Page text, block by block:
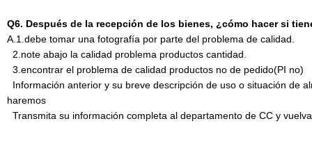
Q6. Después de la recepción de los bienes, ¿cómo hacer si
A.1.debe tomar una fotografía por parte del problema de calidad.
2.noteabajo la calidad problema productos cantidad.
3. encontrar el problema de calidad productos no de pedido(PI no)
Información anterior y su breve descripción de uso o situación de
haremos
Transmita su información completa al departamento de CC y